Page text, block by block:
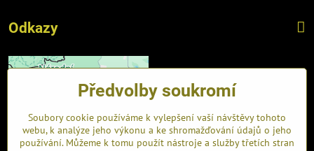
Odkazy
Předvolby soukromí
Soubory cookie používáme k vylepšení vaší návštěvy tohoto
webu, k analýze jeho výkonu a ke shromažďování údajů o jeho
používání. Můžeme k tomu použít nástroje a služby třetích stran